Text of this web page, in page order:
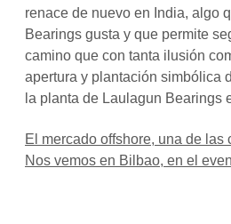
renace de nuevo en India, algo
Bearings gusta y que permite
camino que con tanta ilusión
apertura y plantación simbólica
la planta de Laulagun Bearings
El mercado offshore, una de las
Nos vemos en Bilbao, en el